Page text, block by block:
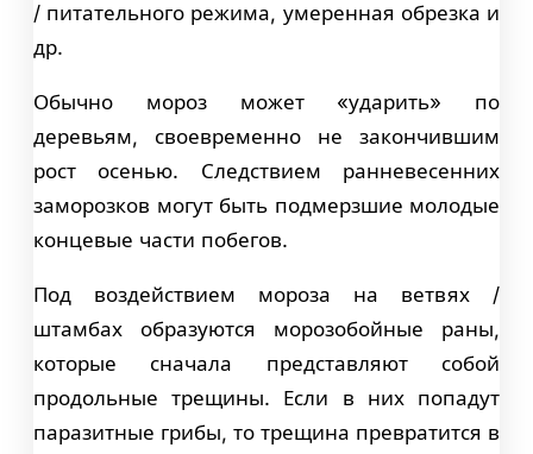
/ питательного режима, умеренная обрезка и
др.
Обычно мороз может «ударить» по
деревьям, своевременно не закончившим
рост осенью. Следствием ранневесенних
заморозков могут быть подмерзшие молодые
концевые части побегов.
Под воздействием мороза на ветвях /
штамбах образуются морозобойные раны,
которые сначала представляют собой
продольные трещины. Если в них попадут
паразитные грибы, то трещина превратится в